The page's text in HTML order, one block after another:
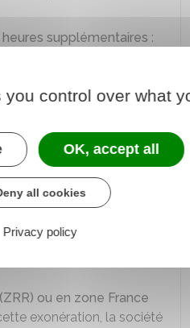
supplémentaires :
ou
heures
sociales selon
la société :
(BER): pour en
un BER entre janvier
ou en zone France
exonération, la société
control over what
OK, accept all
all cookies
Privacy policy